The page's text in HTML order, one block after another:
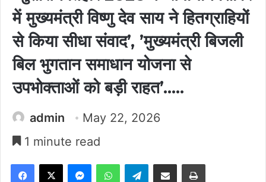
में मुख्यमंत्री विष्णु देव साय ने हितग्राहियों
से किया सीधा संवाद’, ’मुख्यमंत्री बिजली
बिल भुगतान समाधान योजना से
उपभोक्ताओं को बड़ी राहत’…..
admin
May 22, 2026
1 minute read
Facebook
X MessengerWhatsAppTelegramShare via Email Print